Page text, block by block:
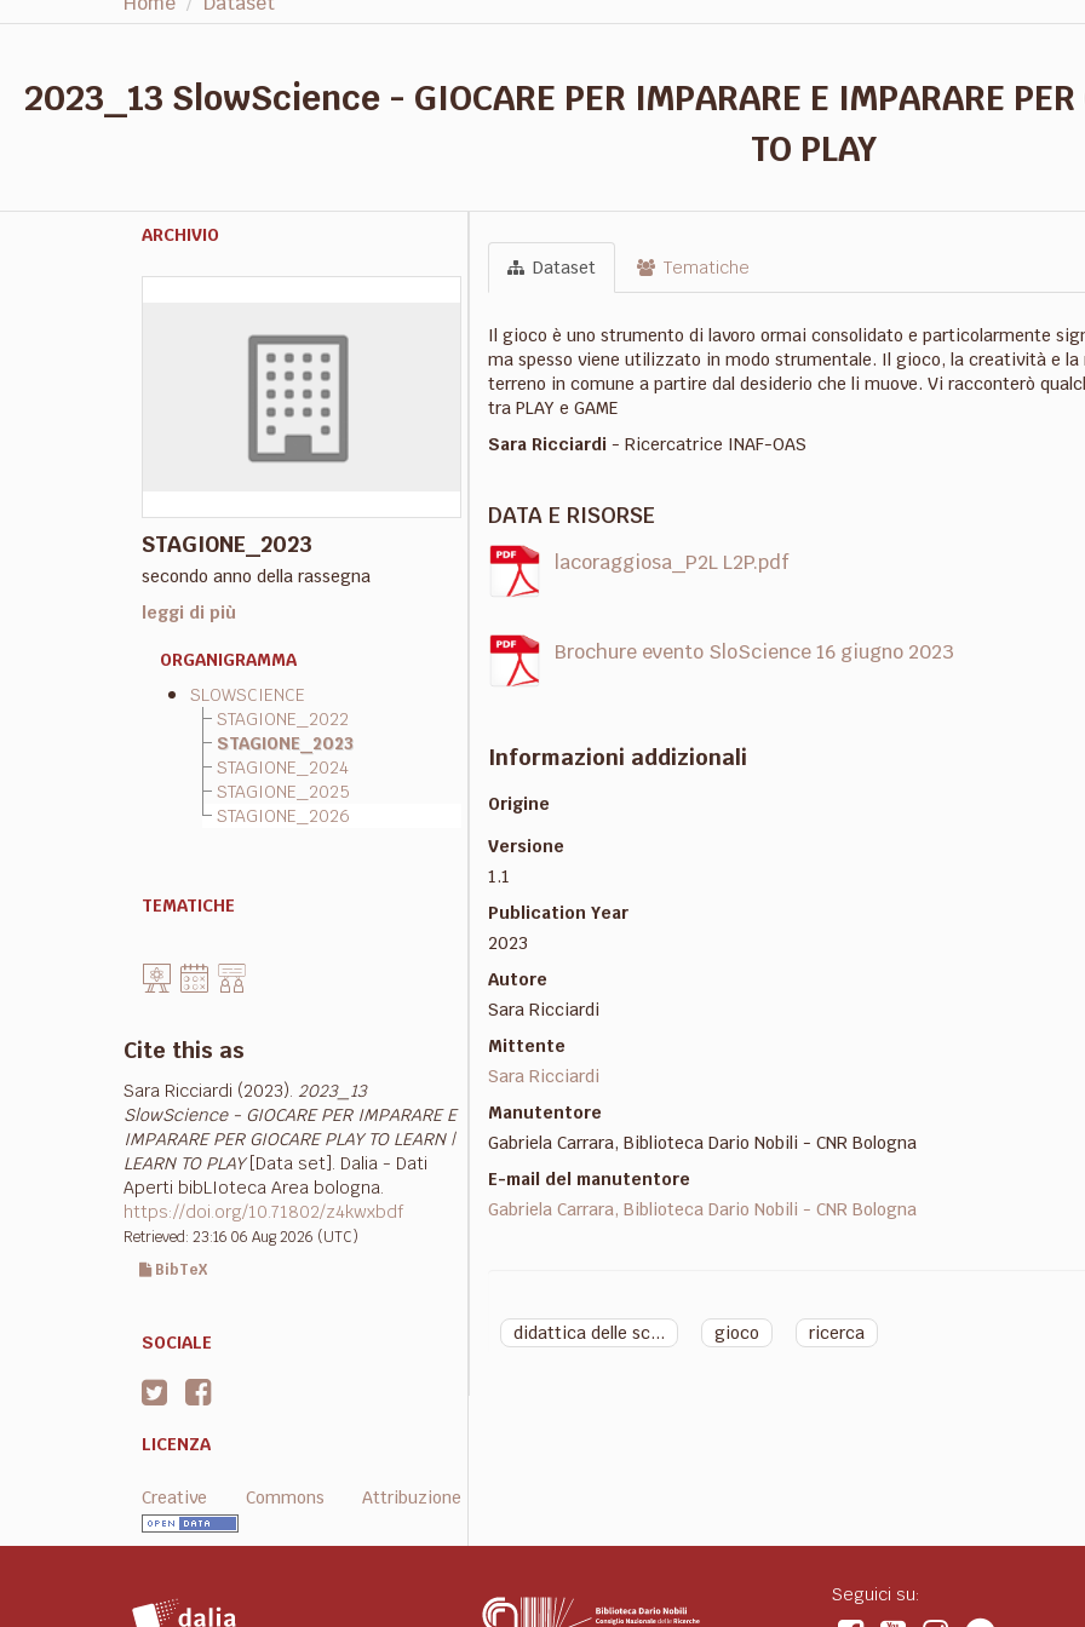
2023_13 SlowScience - GIOCARE PER IMPARARE E IMPARARE PER
TO PLAY
ARCHIVIO
STAGIONE_2023
secondo anno della rassegna
leggi di più
ORGANIGRAMMA
SLOWSCIENCE
STAGIONE_2022
STAGIONE_2023
STAGIONE_2024
STAGIONE_2025
STAGIONE_2026
TEMATICHE
Cite this as
Sara Ricciardi (2023). 2023_13
SlowScience - GIOCARE PER IMPARARE E
IMPARARE PER GIOCARE PLAY TO LEARN |
LEARN TO PLAY[Data set]. Dalia - Dati
Aperti bibLIoteca Area bologna.
https://doi.org/10.71802/z4kwxbdf
Retrieved: 23:16 06 Aug 2026 (UTC)
BibTeX
SOCIALE
LICENZA
Creative Commons Attribuzione
Dataset Tematiche
Il gioco è uno strumento di lavoro ormai consolidato e particolarmente
ma spesso viene utilizzato in modo strumentale. Il gioco, la creatività e
terreno in comune a partire dal desiderio che li muove. Vi racconterò
tra PLAY e GAME
Sara Ricciardi - Ricercatrice INAF-OAS
DATA E RISORSE
lacoraggiosa_P2L L2P.pdf
Brochure evento SloScience 16 giugno 2023
Informazioni addizionali
Origine
Versione
1.1
Publication Year
2023
Autore
Sara Ricciardi
Mittente
Sara Ricciardi
Manutentore
Gabriela Carrara, Biblioteca Dario Nobili - CNR Bologna
E-mail del manutentore
Gabriela Carrara, Biblioteca Dario Nobili - CNR Bologna
didattica delle sc... gioco ricerca
Seguici su: